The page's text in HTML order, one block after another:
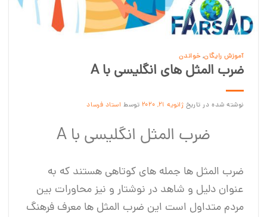
آموزش رایگان, خواندن
ضرب المثل های انگلیسی با A
نوشته شده در تاریخ ژانویه 21, 2020 توسط استاد فرساد
ضرب المثل انگلیسی با A
ضرب المثل ها جمله های کوتاهی هستند که به
عنوان دلیل و شاهد در نوشتار و نیز محاورات بین
مردم متداول است این ضرب المثل ها معرف فرهنگ